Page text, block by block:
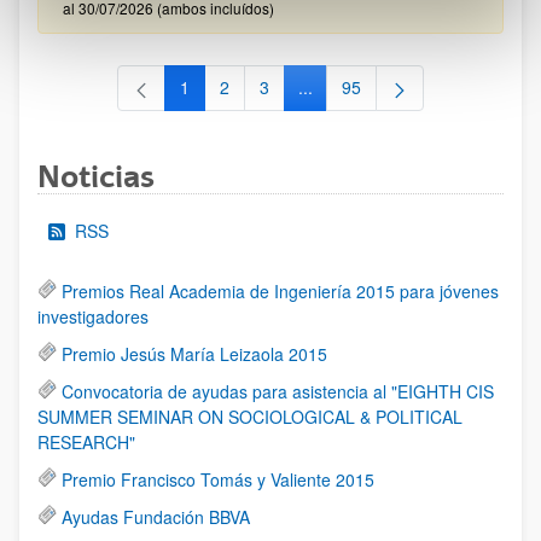
al 30/07/2026 (ambos incluídos)
Página
1 Página
2 Página
3 ...Páginas intermedias Use TAB
Página
95
Noticias
RSS
Premios Real Academia de Ingeniería 2015 para jóvenes
investigadores
Premio Jesús María Leizaola 2015
Convocatoria de ayudas para asistencia al "EIGHTH CIS
SUMMER SEMINAR ON SOCIOLOGICAL & POLITICAL
RESEARCH"
Premio Francisco Tomás y Valiente 2015
Ayudas Fundación BBVA